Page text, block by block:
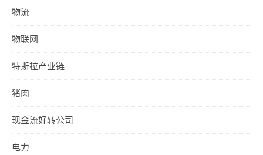
物流
物联网
特斯拉产业链
猪肉
现金流好转公司
电力